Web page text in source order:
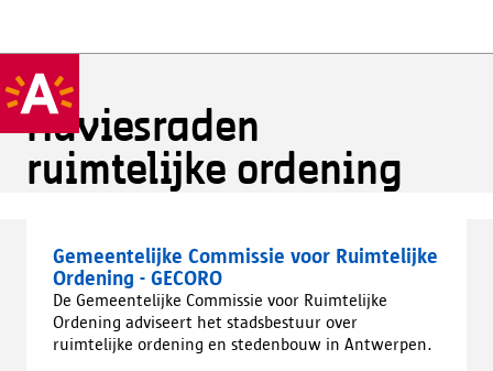
Adviesraden
ruimtelijke ordening
Gemeentelijke Commissie voor Ruimtelijke
Ordening - GECORO
De Gemeentelijke Commissie voor Ruimtelijke
Ordening adviseert het stadsbestuur over
ruimtelijke ordening en stedenbouw in Antwerpen.